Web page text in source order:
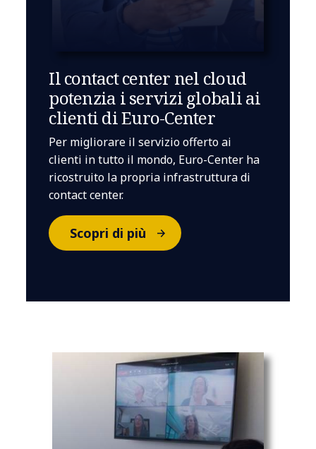
Il contact center nel cloud
potenzia i servizi globali ai
clienti di Euro-Center
Per migliorare il servizio offerto ai
clienti in tutto il mondo, Euro-Center ha
ricostruito la propria infrastruttura di
contact center.
Scopri di più